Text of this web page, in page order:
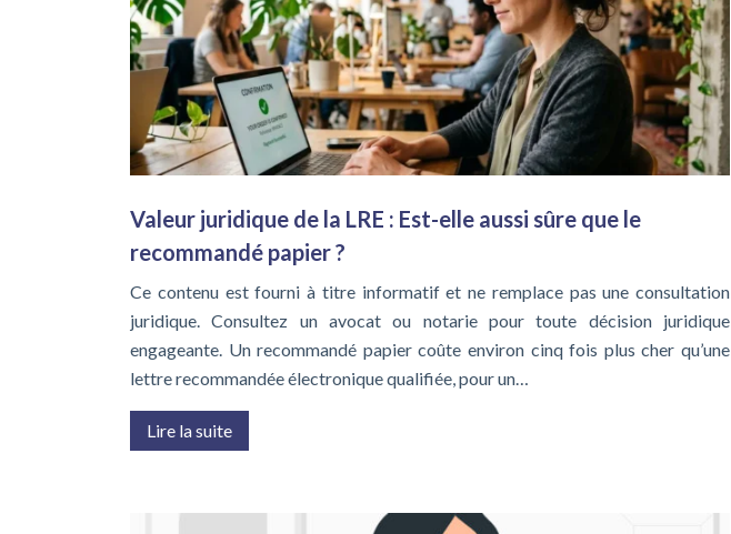
Valeur juridique de la LRE : Est-elle aussi sûre que le
recommandé papier ?
Ce contenu est fourni à titre informatif et ne remplace pas une consultation
juridique. Consultez un avocat ou notarie pour toute décision juridique
engageante. Un recommandé papier coûte environ cinq fois plus cher qu’une
lettre recommandée électronique qualifiée, pour un…
Lire la suite